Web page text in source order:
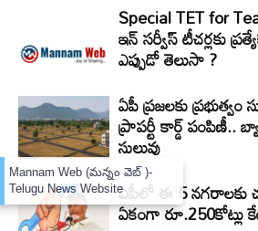
Special TET for
ఇన్ సర్వీస్ టీచర్లకు
ఎప్పుడో తెలుసా ?
ఏపీ ప్రజలకు
ప్రాపర్టీ కార్డ్ పంపిణీ..
సులువు
ఏపీలో ఈ 5 నగరాలకు
ఏకంగా
×
Mannam Web (మన్నం వెబ్ )-
Telugu News Website